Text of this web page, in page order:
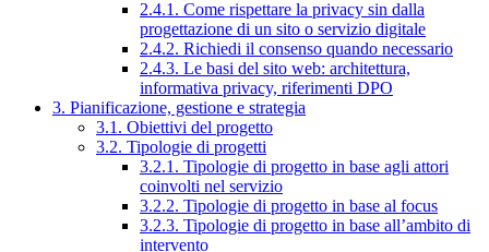
2.4.1. Come rispettare la privacy sin dalla
progettazione di un sito o servizio digitale
2.4.2. Richiedi il consenso quando necessario
2.4.3. Le basi del sito web: architettura,
informativa privacy, riferimenti DPO
3. Pianificazione, gestione e strategia
3.1. Obiettivi del progetto
3.2. Tipologie di progetti
3.2.1. Tipologie di progetto in base agli attori
coinvolti nel servizio
3.2.2. Tipologie di progetto in base al focus
3.2.3. Tipologie di progetto in base all’ambito di
intervento